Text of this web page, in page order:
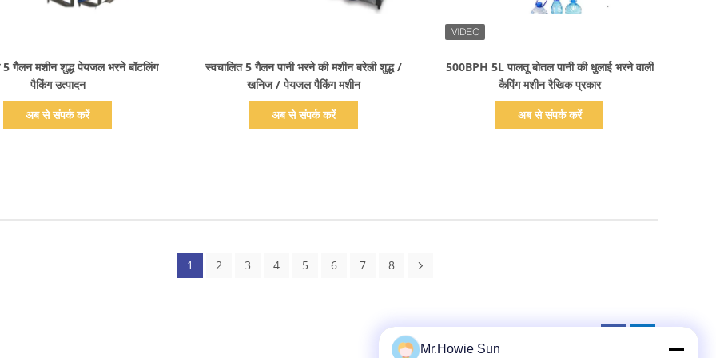
प्रदर्शन का विवरण
गैलन मशीन शुद्ध पेयजल भरने बॉटलिंग
पैकिंग उत्पादन
अब से संपर्क करें
प्रदर्शन का विवरण
स्वचालित 5 गैलन पानी भरने की मशीन बरेली शुद्ध /
खनिज / पेयजल पैकिंग मशीन
अब से संपर्क करें
प्रदर्शन का विवरण
500BPH 5L पालतू बोतल पानी की धुलाई भरने वाली
कैपिंग मशीन रैखिक प्रकार
अब से संपर्क करें
1 2 3 4 5 6 7 8
Mr.Howie Sun